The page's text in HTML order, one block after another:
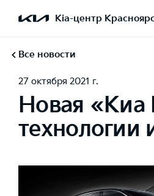
Kia-центр
Все новости
27 октября 2021 г.
Новая
технологии